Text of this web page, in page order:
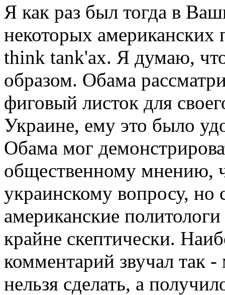
Я как раз был тогда в
некоторых американских
think tank'ах. Я думаю,
образом. Обама
фиговый листок для
Украине, ему это было
Обама мог
общественному мнению,
украинскому вопросу, но
американские
крайне скептически.
комментарий звучал так
нельзя сделать, а